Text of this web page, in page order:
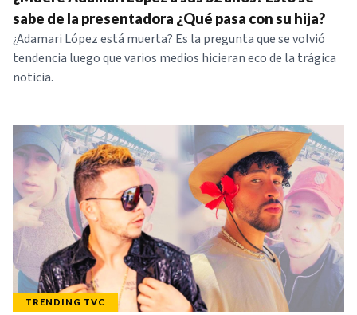
NOTICIAS
SERIES
sabe de la presentadora ¿Qué pasa con su hija?
¿Adamari López está muerta? Es la pregunta que se volvió
tendencia luego que varios medios hicieran eco de la trágica
noticia.
TRENDING TVC